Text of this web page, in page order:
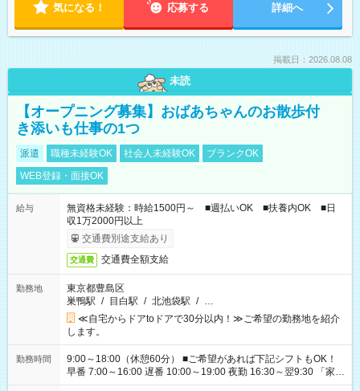
気になる！ 応募する 詳細へ
掲載日：2026.08.08
未読
【オープニング募集】おばあちゃんのお散歩付
き添いも仕事の1つ
派遣 職種未経験OK 社会人未経験OK
ブランクOK
WEB登録・面接OK
給与
無資格未経験：時給1500円～ ■週払いOK ■扶養内OK ■日
収1万2000円以上
交通費別途支給あり
交通費 交通費全額支給
勤務地
東京都豊島区
巣鴨駅 / 目白駅 / 北池袋駅 / …
≪自宅からドアtoドアで30分以内！≫ご希望の勤務地を紹介
します。
勤務時間
9:00～18:00（休憩60分） ■ご希望があれば下記シフトもOK！
早番 7:00～16:00 遅番 10:00～19:00 夜勤 16:30～翌9:30 「家族
と休みを合わせたい」 「余裕を持って夕飯の準備がしたい」